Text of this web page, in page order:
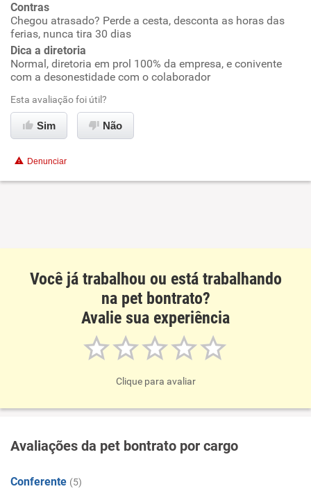
Não recomenda esta empresa
Não recomenda a diretoria
Contras
Chegou atrasado? Perde a cesta, desconta as horas das
ferias, nunca tira 30 dias
Dica a diretoria
Normal, diretoria em prol 100% da empresa, e conivente
com a desonestidade com o colaborador
Esta avaliação foi útil?
Sim Não
Denunciar
Você já trabalhou ou está trabalhando
na pet bontrato?
Avalie sua experiência
Clique para avaliar
Avaliações da pet bontrato por cargo
Conferente (5)